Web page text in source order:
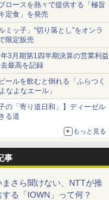
ロースを熱々で提供する「極旨
定食」を発売
ミッ子」“切り落とし”をオンラ
限定販売
3月期第1四半期決算の営業利益
最高を記録
ールを飲むと倒れる「ふらつく
なよなエール」
の「寄り道日和」】ディーゼル
る道
もっと見る
事
まさら聞けない、NTTが推
する「IOWN」って何？